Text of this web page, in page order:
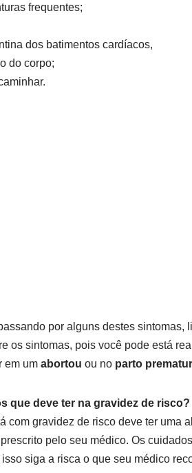
frequentes;
dos batimentos cardíacos,
do corpo;
por alguns destes sintomas,
os sintomas, pois você pode está
em umabortouou no parto
que deve ter na gravidez de risco?
com gravidez de risco deve ter uma
pelo seu médico. Os
siga a risca o que seu médico